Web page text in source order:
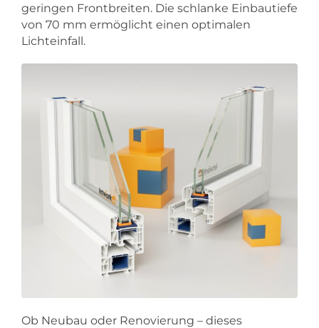
geringen Frontbreiten. Die schlanke Einbautiefe
von 70 mm ermöglicht einen optimalen
Lichteinfall.
Ob Neubau oder Renovierung – dieses